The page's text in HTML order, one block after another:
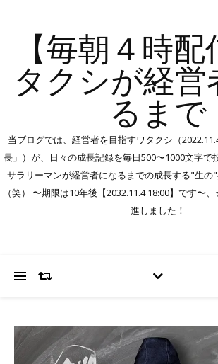
【毎朝４時
タクシが経営
るまで
当ブログでは、経営者を目指すワタクシ（
長」）が、日々の成長記録を毎日500〜1000文字で
サラリーマンが経営者になるまでの成長する"生の
（笑） 〜期限は10年後【2032.11.4 18:00】です〜
進しました！